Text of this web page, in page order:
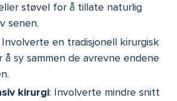
støvel for å tillate naturlig
senen.
Involverte en tradisjonell kirurgisk
sy sammen de avrevne endene
kirurgi: Involverte mindre snitt